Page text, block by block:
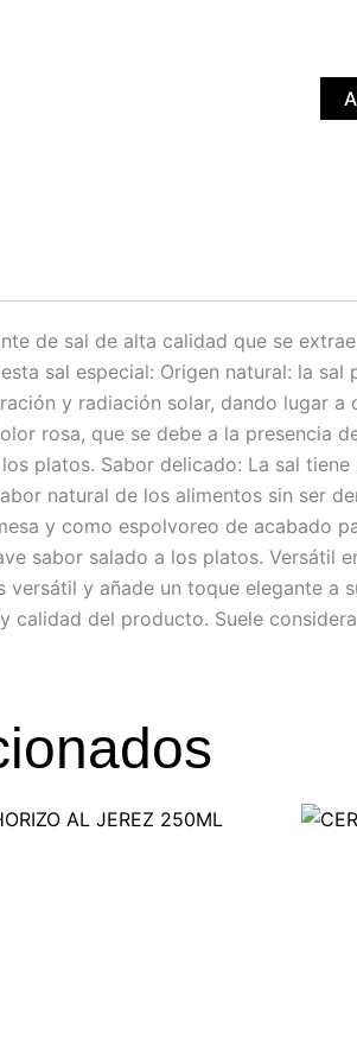
de sal de alta calidad que se
sal especial: Origen natural: la
y radiación solar, dando lugar
rosa, que se debe a la presencia
platos. Sabor delicado: La sal
natural de los alimentos sin ser
y como espolvoreo de acabado
sabor salado a los platos. Versátil
versátil y añade un toque elegante
calidad del producto. Suele